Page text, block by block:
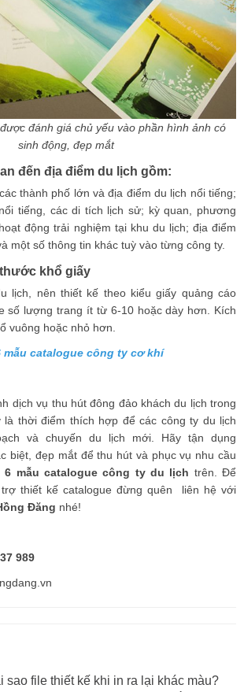
đánh giá chủ yếu vào phần hình ảnh có
sinh động, đẹp mắt
đến địa điểm du lịch gồm:
thành phố lớn và địa điểm du lịch nổi tiếng;
tiếng, các di tích lịch sử; kỳ quan, phương
động trải nghiệm tại khu du lịch; địa điểm
một số thông tin khác tuỳ vào từng công ty.
khổ giấy
lịch, nên thiết kế theo kiểu giấy quảng cáo
số lượng trang ít từ 6-10 hoặc dày hơn. Kích
vuông hoặc nhỏ hơn.
mẫu catalogue công ty cơ khí
dịch vụ thu hút đông đảo khách du lịch trong
thời điểm thích hợp để các công ty du lịch
và chuyến du lịch mới. Hãy tận dụng
biệt, đẹp mắt để thu hút và phục vụ nhu cầu
6 mẫu catalogue công ty du lịch trên. Để
thiết kế catalogue đừng quên liên hệ với
Đăng nhé!
989
sao file thiết kế khi in ra lại khác màu?